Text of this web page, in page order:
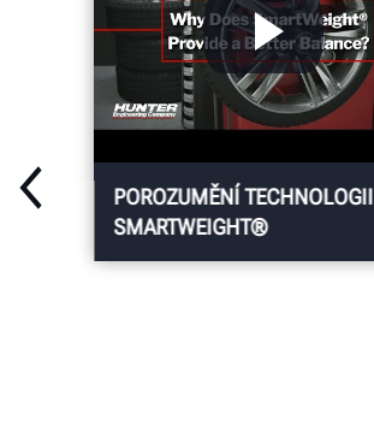
POROZUMĚNÍ TECHNOLOGII
SMARTWEIGHT®